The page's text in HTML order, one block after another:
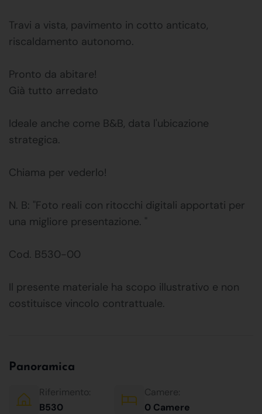
Travi a vista, pavimento in cotto anticato,
riscaldamento autonomo.
Pronto da abitare!
Già tutto arredato
Ideale anche come B&B, data l'ubicazione
strategica.
Chiama per vederlo!
N. B: "Foto reali con ritocchi digitali apportati per
una migliore presentazione. "
Cod. B530-00
Il presente materiale ha scopo illustrativo e non
costituisce vincolo contrattuale.
Panoramica
Riferimento:
B530
Camere:
0 Camere